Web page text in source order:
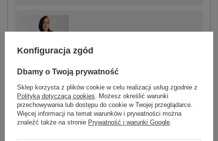
granatowy
One size
Zobacz wszystkie kolory (+1)
Konfiguracja zgód
Dbamy o Twoją prywatność
Sklep korzysta z plików cookie w celu realizacji usług zgodnie z
Polityką dotyczącą cookies . Możesz określić warunki
przechowywania lub dostępu do cookie w Twojej przeglądarce.
Więcej informacji na temat warunków i prywatności można
znaleźć także na stronie Prywatność i warunki Google